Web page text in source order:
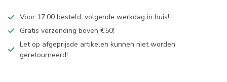
Voor 17:00 besteld, volgende werkdag in huis!
Gratis verzending boven €50!
Let op afgeprijsde artikelen kunnen niet worden
geretourneerd!